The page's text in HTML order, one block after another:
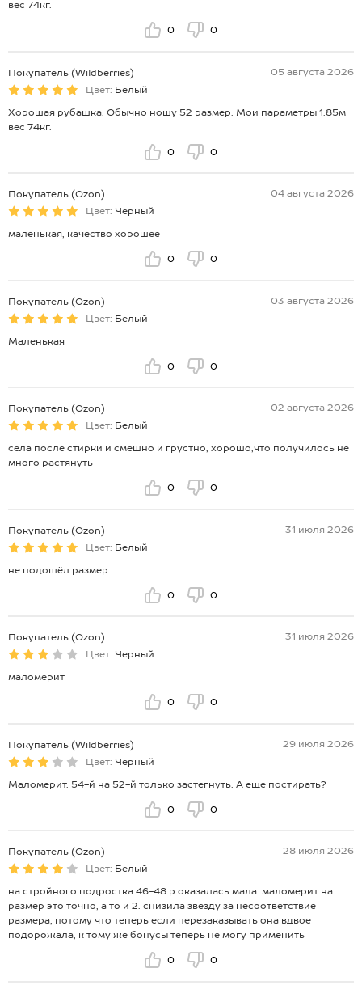
вес 74кг.
0 0
Покупатель (Wildberries)
05 августа 2026
Цвет: Белый
Хорошая рубашка. Обычно ношу 52 размер. Мои параметры 1.85м
вес 74кг.
0 0
Покупатель (Ozon)
04 августа 2026
Цвет: Черный
маленькая, качество хорошее
0 0
Покупатель (Ozon)
03 августа 2026
Цвет: Белый
Маленькая
0 0
Покупатель (Ozon)
02 августа 2026
Цвет: Белый
села после стирки и смешно и грустно, хорошо,что получилось не
много растянуть
0 0
Покупатель (Ozon)
31 июля 2026
Цвет: Белый
не подошёл размер
0 0
Покупатель (Ozon)
31 июля 2026
Цвет: Черный
маломерит
0 0
Покупатель (Wildberries)
29 июля 2026
Цвет: Черный
Маломерит. 54-й на 52-й только застегнуть. А еще постирать?
0 0
Покупатель (Ozon)
28 июля 2026
Цвет: Белый
на стройного подростка 46-48 р оказалась мала. маломерит на
размер это точно, а то и 2. снизила звезду за несоответствие
размера, потому что теперь если перезаказывать она вдвое
подорожала, к тому же бонусы теперь не могу применить
0 0